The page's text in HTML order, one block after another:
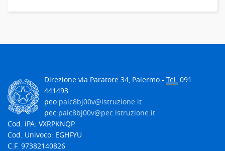
Direzione via Paratore 34, Palermo - Tel. 091
441493
peo:paic8bj00v@istruzione.it
pec:paic8bj00v@pec.istruzione.it
Cod. iPA: VXRPKNQP
Cod. Univoco: EGHFYU
C.F. 97382140826